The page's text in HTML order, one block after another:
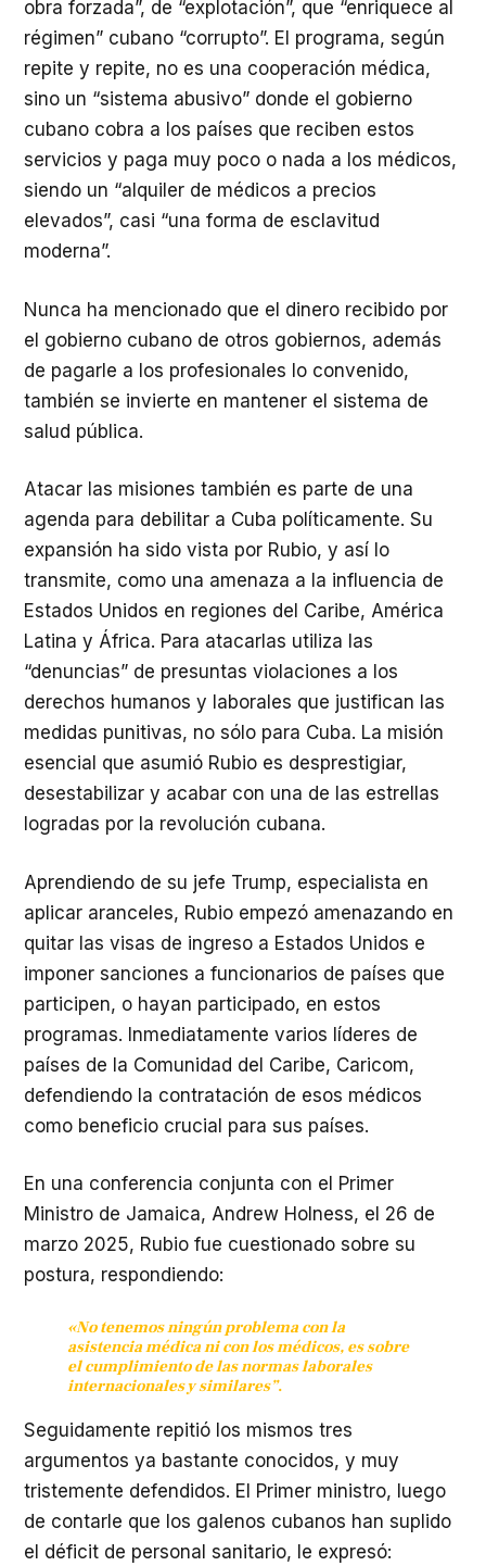
obra forzada”, de “explotación”, que “enriquece al
régimen” cubano “corrupto”. El programa, según
repite y repite, no es una cooperación médica,
sino un “sistema abusivo” donde el gobierno
cubano cobra a los países que reciben estos
servicios y paga muy poco o nada a los médicos,
siendo un “alquiler de médicos a precios
elevados”, casi “una forma de esclavitud
moderna”.
Nunca ha mencionado que el dinero recibido por
el gobierno cubano de otros gobiernos, además
de pagarle a los profesionales lo convenido,
también se invierte en mantener el sistema de
salud pública.
Atacar las misiones también es parte de una
agenda para debilitar a Cuba políticamente. Su
expansión ha sido vista por Rubio, y así lo
transmite, como una amenaza a la influencia de
Estados Unidos en regiones del Caribe, América
Latina y África. Para atacarlas utiliza las
“denuncias” de presuntas violaciones a los
derechos humanos y laborales que justifican las
medidas punitivas, no sólo para Cuba. La misión
esencial que asumió Rubio es desprestigiar,
desestabilizar y acabar con una de las estrellas
logradas por la revolución cubana.
Aprendiendo de su jefe Trump, especialista en
aplicar aranceles, Rubio empezó amenazando en
quitar las visas de ingreso a Estados Unidos e
imponer sanciones a funcionarios de países que
participen, o hayan participado, en estos
programas. Inmediatamente varios líderes de
países de la Comunidad del Caribe, Caricom,
defendiendo la contratación de esos médicos
como beneficio crucial para sus países.
En una conferencia conjunta con el Primer
Ministro de Jamaica, Andrew Holness, el 26 de
marzo 2025, Rubio fue cuestionado sobre su
postura, respondiendo:
«No tenemos ningún problema con la
asistencia médica ni con los médicos, es sobre
el cumplimiento de las normas laborales
internacionales y similares”.
Seguidamente repitió los mismos tres
argumentos ya bastante conocidos, y muy
tristemente defendidos. El Primer ministro, luego
de contarle que los galenos cubanos han suplido
el déficit de personal sanitario, le expresó: